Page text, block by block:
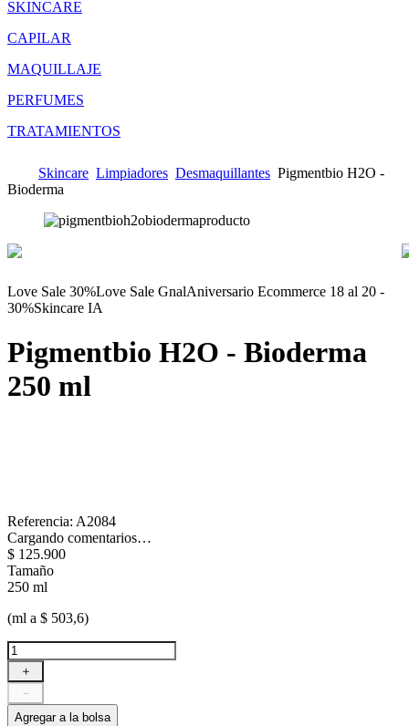
SKINCARE
CAPILAR
MAQUILLAJE
PERFUMES
TRATAMIENTOS
Skincare Limpiadores Desmaquillantes Pigmentbio H2O -
Bioderma
Love Sale 30%Love Sale GnalAniversario Ecommerce 18 al 20 -
30%Skincare IA
Pigmentbio H2O - Bioderma
250 ml
Referencia: A2084
Cargando comentarios…
$ 125.900
Tamaño
250 ml
(ml a $ 503,6)
＋
－
Agregar a la bolsa